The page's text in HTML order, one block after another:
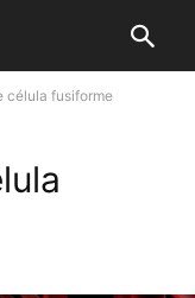
célula fusiforme